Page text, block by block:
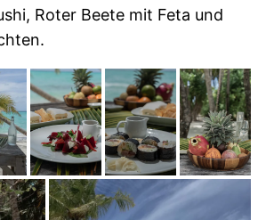
Roter Beete mit Feta und